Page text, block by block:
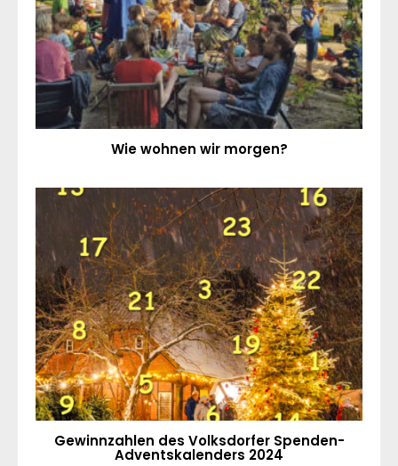
Wie wohnen wir morgen?
Gewinnzahlen des Volksdorfer Spenden-
Adventskalenders 2024